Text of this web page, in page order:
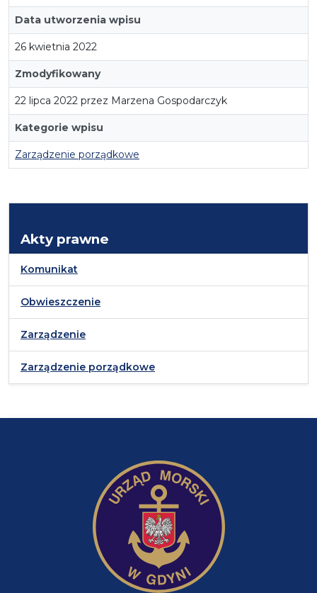
Data utworzenia wpisu
26 kwietnia 2022
Zmodyfikowany
22 lipca 2022 przez Marzena Gospodarczyk
Kategorie wpisu
Zarządzenie porządkowe
Akty prawne
Komunikat
Obwieszczenie
Zarządzenie
Zarządzenie porządkowe